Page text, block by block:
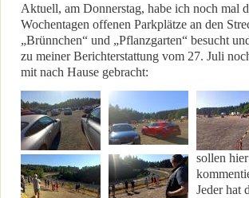
Aktuell, am Donnerstag, habe ich noch mal
Wochentagen offenen Parkplätze an den
„Brünnchen“ und „Pflanzgarten“ besucht
zu meiner Berichterstattung vom 27. Juli
mit nach Hause gebracht:
sollen
Jeder hat